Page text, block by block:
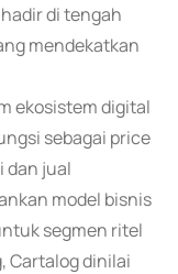
di tengah
mendekatkan
ekosistem digital
sebagai price
dan jual
model bisnis
segmen ritel
Cartalog dinilai